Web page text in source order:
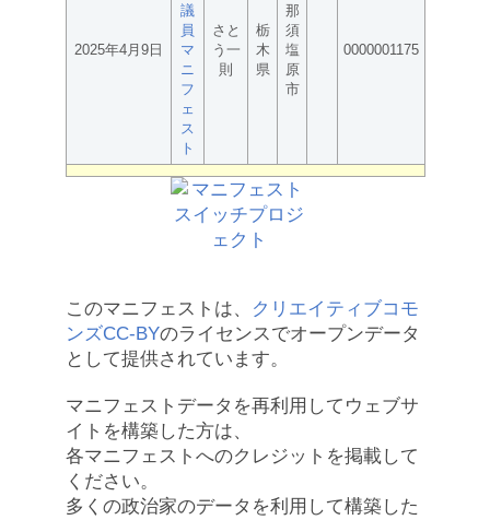
2025年4月9日
議
員
マ
ニ
フ
ェ
ス
ト
さと
う一
則
栃
木
県
那
須
塩
原
市
0000001175
このマニフェストは、
クリエイティブコモ
ンズCC-BYのライセンスでオープンデータ
として提供されています。
マニフェストデータを再利用してウェブサ
イトを構築した方は、
各マニフェストへのクレジットを掲載して
ください。
多くの政治家のデータを利用して構築した